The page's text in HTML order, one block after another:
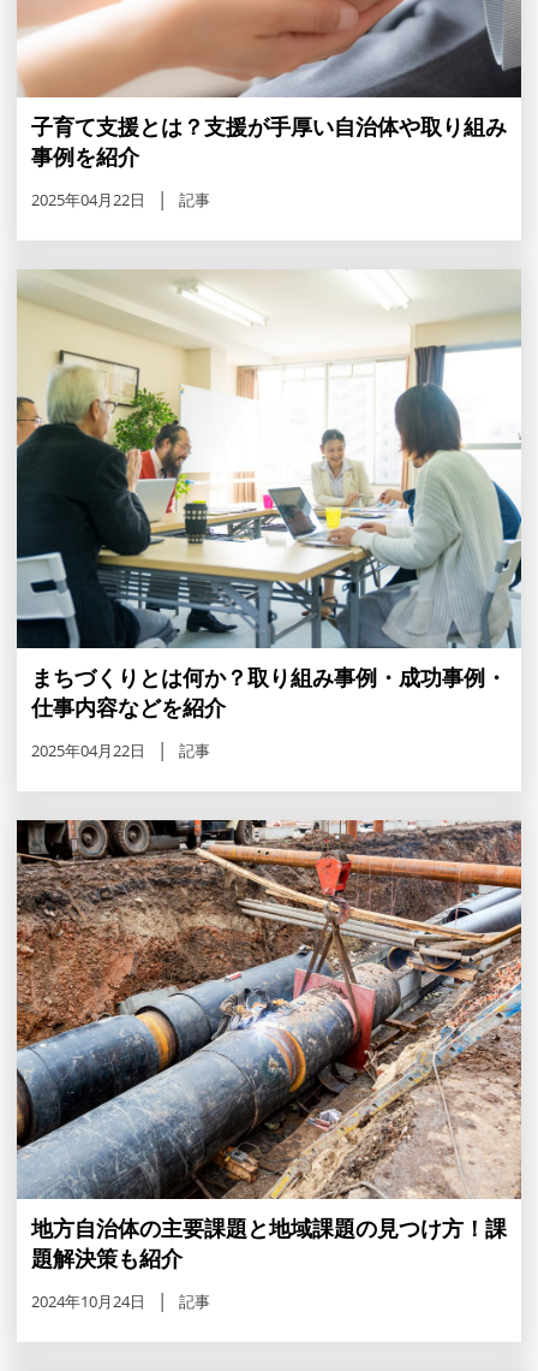
子育て支援とは？支援が手厚い自治体や取り組み
事例を紹介
2025年04月22日 記事
まちづくりとは何か？取り組み事例・成功事例・
仕事内容などを紹介
2025年04月22日 記事
地方自治体の主要課題と地域課題の見つけ方！課
題解決策も紹介
2024年10月24日 記事